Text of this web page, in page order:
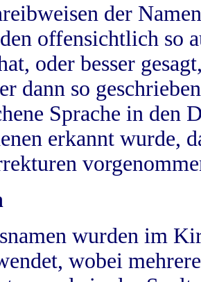
der
offensichtlich so
oder besser
dann so
Sprache in
erkannt wurde,
wurden im
wobei